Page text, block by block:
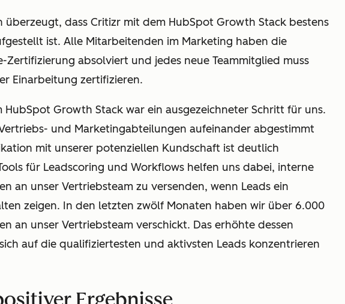
überzeugt, dass Critizr mit dem HubSpot Growth Stack bestens
ist. Alle Mitarbeitenden im Marketing haben die
Zertifizierung absolviert und jedes neue Teammitglied muss
Einarbeitung zertifizieren.
HubSpot Growth Stack war ein ausgezeichneter Schritt für uns.
und Marketingabteilungen aufeinander abgestimmt
mit unserer potenziellen Kundschaft ist deutlich
für Leadscoring und Workflows helfen uns dabei, interne
an unser Vertriebsteam zu versenden, wenn Leads ein
zeigen. In den letzten zwölf Monaten haben wir über 6.000
an unser Vertriebsteam verschickt. Das erhöhte dessen
auf die qualifiziertesten und aktivsten Leads konzentrieren